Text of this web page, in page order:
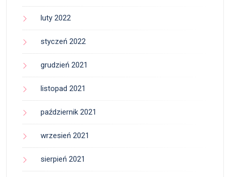
luty 2022
styczeń 2022
grudzień 2021
listopad 2021
październik 2021
wrzesień 2021
sierpień 2021